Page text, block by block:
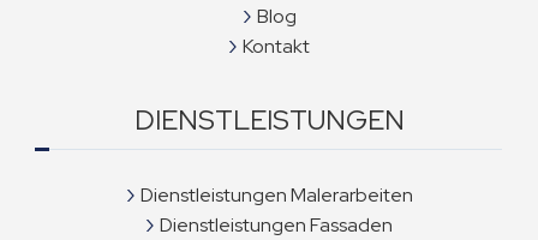
Blog
Kontakt
DIENSTLEISTUNGEN
Dienstleistungen Malerarbeiten
Dienstleistungen Fassaden